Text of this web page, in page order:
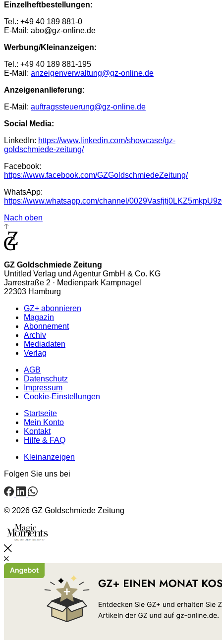
Einzelheftbestellungen:
Tel.: +49 40 189 881-0
E-Mail: abo@gz-online.de
Werbung/Kleinanzeigen:
Tel.: +49 40 189 881-195
E-Mail: anzeigenverwaltung@gz-online.de
Anzeigenanlieferung:
E-Mail: auftragssteuerung@gz-online.de
Social Media:
LinkedIn: https://www.linkedin.com/showcase/gz-
goldschmiede-zeitung/
Facebook:
https://www.facebook.com/GZGoldschmiedeZeitung/
WhatsApp:
https://www.whatsapp.com/channel/
Nach oben
GZ Goldschmiede Zeitung
Untitled Verlag und Agentur GmbH & Co. KG
Jarrestraße 2 · Medienpark Kampnagel
22303 Hamburg
GZ+ abonnieren
Magazin
Abonnement
Archiv
Mediadaten
Verlag
AGB
Datenschutz
Impressum
Cookie-Einstellungen
Startseite
Mein Konto
Kontakt
Hilfe & FAQ
Kleinanzeigen
Folgen Sie uns bei
© 2026 GZ Goldschmiede Zeitung
Schließen